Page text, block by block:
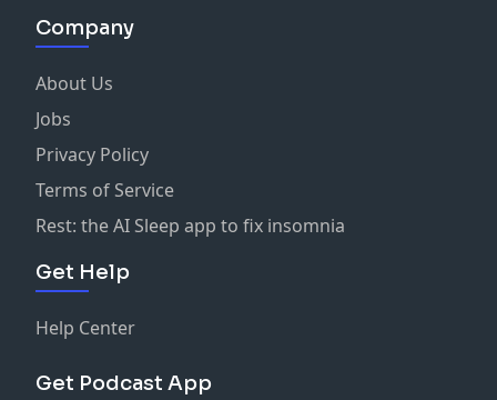
Company
About Us
Jobs
Privacy Policy
Terms of Service
Rest: the AI Sleep app to fix insomnia
Get Help
Help Center
Get Podcast App